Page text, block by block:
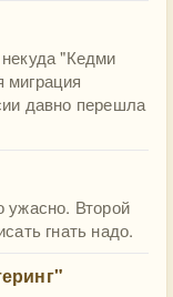
"Кедми
миграция
давно перешла
ужасно. Второй
гнать надо.